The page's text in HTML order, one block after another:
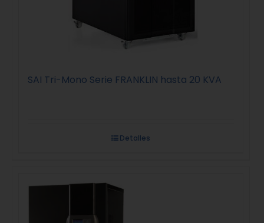
SAI Tri-Mono Serie FRANKLIN hasta 20 KVA
Detalles